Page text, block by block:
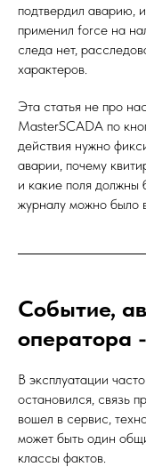
подтвердил аварию,
применил force на
следа нет,
характеров.
Эта статья не про
MasterSCADA по
действия нужно
аварии, почему
и какие поля должны
журналу можно было
Событие,
оператора
В эксплуатации
остановился, связь
вошел в сервис,
может быть один
классы фактов.